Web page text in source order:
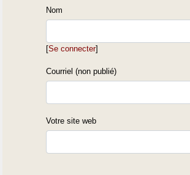
Nom
[Se connecter]
Courriel (non publié)
Votre site web